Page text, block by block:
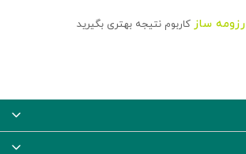
رزومه ساز کاربوم نتیجه بهتری بگیرید